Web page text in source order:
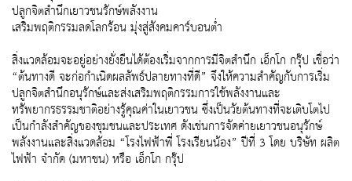
ปลูกจิตสำนึกเยาวชนรักษ์พลังงาน
เสริมพฤติกรรมลดโลกร้อน มุ่งสู่สังคมคาร์บอนต่ำ
สิ่งแวดล้อมจะอยู่อย่างยั่งยืนได้ต้องเริ่มจากการมีจิตสำนึก เอ็กโก กรุ๊ป เชื่อว่า
“ต้นทางดี จะก่อกำเนิดผลลัพธ์ปลายทางที่ดี” จึงให้ความสำคัญกับการเริ่ม
ปลูกจิตสำนึกอนุรักษ์และส่งเสริมพฤติกรรมการใช้พลังงานและ
ทรัพยากรธรรมชาติอย่างรู้คุณค่าในเยาวชน ซึ่งเป็นวัยต้นทางที่จะเติบโตไป
เป็นกำลังสำคัญของชุมชนและประเทศ ดังเช่นการจัดค่ายเยาวชนอนุรักษ์
พลังงานและสิ่งแวดล้อม “โรงไฟฟ้าพี่ โรงเรียนน้อง” ปีที่ 3 โดย บริษัท ผลิต
ไฟฟ้า จำกัด (มหาชน) หรือ เอ็กโก กรุ๊ป